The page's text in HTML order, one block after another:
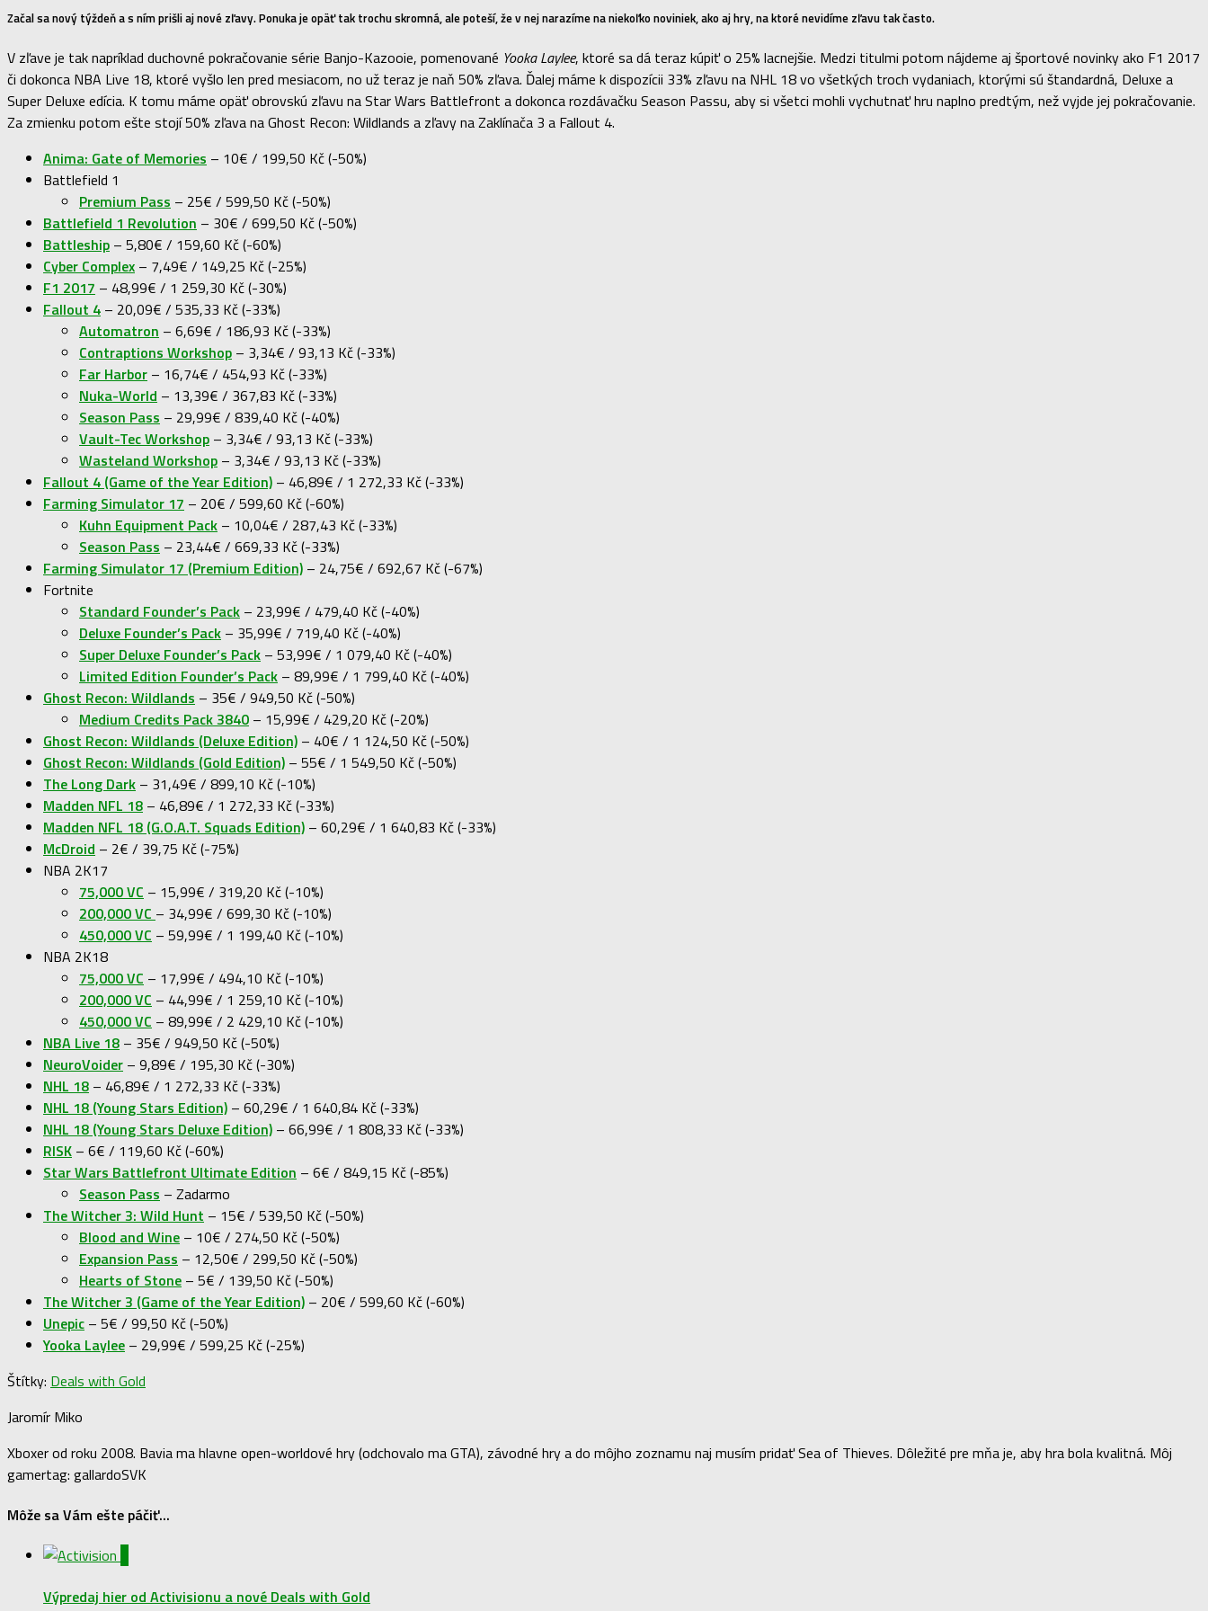
Začal sa nový týždeň a s ním prišli aj nové zľavy. Ponuka je opäť tak trochu skromná, ale poteší, že v nej narazíme na niekoľko noviniek, ako aj hry, na ktoré nevidíme zľavu tak často.
V zľave je tak napríklad duchovné pokračovanie série Banjo-Kazooie, pomenované Yooka Laylee, ktoré sa dá teraz kúpiť o 25% lacnejšie. Medzi titulmi potom nájdeme aj športové novinky ako F1 2017
či dokonca NBA Live 18, ktoré vyšlo len pred mesiacom, no už teraz je naň 50% zľava. Ďalej máme k dispozícii 33% zľavu na NHL 18 vo všetkých troch vydaniach, ktorými sú štandardná, Deluxe a
Super Deluxe edícia. K tomu máme opäť obrovskú zľavu na Star Wars Battlefront a dokonca rozdávačku Season Passu, aby si všetci mohli vychutnať hru naplno predtým, než vyjde jej pokračovanie.
Za zmienku potom ešte stojí 50% zľava na Ghost Recon: Wildlands a zľavy na Zaklínača 3 a Fallout 4.
Anima: Gate of Memories – 10€ / 199,50 Kč (-50%)
Battlefield 1
Premium Pass – 25€ / 599,50 Kč (-50%)
Battlefield 1 Revolution – 30€ / 699,50 Kč (-50%)
Battleship – 5,80€ / 159,60 Kč (-60%)
Cyber Complex – 7,49€ / 149,25 Kč (-25%)
F1 2017 – 48,99€ / 1 259,30 Kč (-30%)
Fallout 4 – 20,09€ / 535,33 Kč (-33%)
Automatron – 6,69€ / 186,93 Kč (-33%)
Contraptions Workshop – 3,34€ / 93,13 Kč (-33%)
Far Harbor – 16,74€ / 454,93 Kč (-33%)
Nuka-World – 13,39€ / 367,83 Kč (-33%)
Season Pass – 29,99€ / 839,40 Kč (-40%)
Vault-Tec Workshop – 3,34€ / 93,13 Kč (-33%)
Wasteland Workshop – 3,34€ / 93,13 Kč (-33%)
Fallout 4 (Game of the Year Edition) – 46,89€ / 1 272,33 Kč (-33%)
Farming Simulator 17 – 20€ / 599,60 Kč (-60%)
Kuhn Equipment Pack – 10,04€ / 287,43 Kč (-33%)
Season Pass – 23,44€ / 669,33 Kč (-33%)
Farming Simulator 17 (Premium Edition) – 24,75€ / 692,67 Kč (-67%)
Fortnite
Standard Founder’s Pack – 23,99€ / 479,40 Kč (-40%)
Deluxe Founder’s Pack – 35,99€ / 719,40 Kč (-40%)
Super Deluxe Founder’s Pack – 53,99€ / 1 079,40 Kč (-40%)
Limited Edition Founder’s Pack – 89,99€ / 1 799,40 Kč (-40%)
Ghost Recon: Wildlands – 35€ / 949,50 Kč (-50%)
Medium Credits Pack 3840 – 15,99€ / 429,20 Kč (-20%)
Ghost Recon: Wildlands (Deluxe Edition) – 40€ / 1 124,50 Kč (-50%)
Ghost Recon: Wildlands (Gold Edition) – 55€ / 1 549,50 Kč (-50%)
The Long Dark – 31,49€ / 899,10 Kč (-10%)
Madden NFL 18 – 46,89€ / 1 272,33 Kč (-33%)
Madden NFL 18 (G.O.A.T. Squads Edition) – 60,29€ / 1 640,83 Kč (-33%)
McDroid – 2€ / 39,75 Kč (-75%)
NBA 2K17
75,000 VC – 15,99€ / 319,20 Kč (-10%)
200,000 VC – 34,99€ / 699,30 Kč (-10%)
450,000 VC – 59,99€ / 1 199,40 Kč (-10%)
NBA 2K18
75,000 VC – 17,99€ / 494,10 Kč (-10%)
200,000 VC – 44,99€ / 1 259,10 Kč (-10%)
450,000 VC – 89,99€ / 2 429,10 Kč (-10%)
NBA Live 18 – 35€ / 949,50 Kč (-50%)
NeuroVoider – 9,89€ / 195,30 Kč (-30%)
NHL 18 – 46,89€ / 1 272,33 Kč (-33%)
NHL 18 (Young Stars Edition) – 60,29€ / 1 640,84 Kč (-33%)
NHL 18 (Young Stars Deluxe Edition) – 66,99€ / 1 808,33 Kč (-33%)
RISK – 6€ / 119,60 Kč (-60%)
Star Wars Battlefront Ultimate Edition – 6€ / 849,15 Kč (-85%)
Season Pass – Zadarmo
The Witcher 3: Wild Hunt – 15€ / 539,50 Kč (-50%)
Blood and Wine – 10€ / 274,50 Kč (-50%)
Expansion Pass – 12,50€ / 299,50 Kč (-50%)
Hearts of Stone – 5€ / 139,50 Kč (-50%)
The Witcher 3 (Game of the Year Edition) – 20€ / 599,60 Kč (-60%)
Unepic – 5€ / 99,50 Kč (-50%)
Yooka Laylee – 29,99€ / 599,25 Kč (-25%)
Štítky: Deals with Gold
Jaromír Miko
Xboxer od roku 2008. Bavia ma hlavne open-worldové hry (odchovalo ma GTA), závodné hry a do môjho zoznamu naj musím pridať Sea of Thieves. Dôležité pre mňa je, aby hra bola kvalitná. Môj
gamertag: gallardoSVK
Môže sa Vám ešte páčiť...
Výpredaj hier od Activisionu a nové Deals with Gold